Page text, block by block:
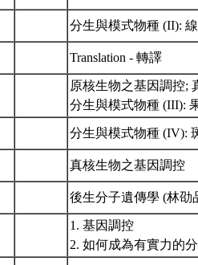
分生與模式物種 (II):
Translation - 轉譯
原核生物之基因調控;
分生與模式物種 (III):
分生與模式物種 (IV):
真核生物之基因調控
後生分子遺傳學 (林劭
1. 基因調控
2. 如何成為有實力的